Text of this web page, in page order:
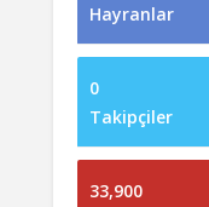
Hayranlar
0
Takipçiler
33,900